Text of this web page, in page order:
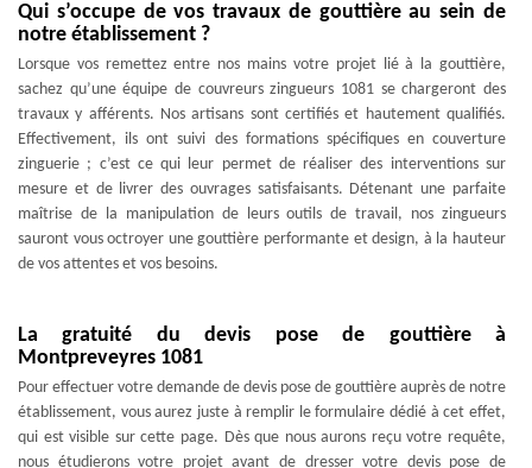
Qui s’occupe de vos travaux de gouttière au sein de
notre établissement ?
Lorsque vos remettez entre nos mains votre projet lié à la gouttière,
sachez qu’une équipe de couvreurs zingueurs 1081 se chargeront des
travaux y afférents. Nos artisans sont certifiés et hautement qualifiés.
Effectivement, ils ont suivi des formations spécifiques en couverture
zinguerie ; c’est ce qui leur permet de réaliser des interventions sur
mesure et de livrer des ouvrages satisfaisants. Détenant une parfaite
maîtrise de la manipulation de leurs outils de travail, nos zingueurs
sauront vous octroyer une gouttière performante et design, à la hauteur
de vos attentes et vos besoins.
La gratuité du devis pose de gouttière à
Montpreveyres 1081
Pour effectuer votre demande de devis pose de gouttière auprès de notre
établissement, vous aurez juste à remplir le formulaire dédié à cet effet,
qui est visible sur cette page. Dès que nous aurons reçu votre requête,
nous étudierons votre projet avant de dresser votre devis pose de